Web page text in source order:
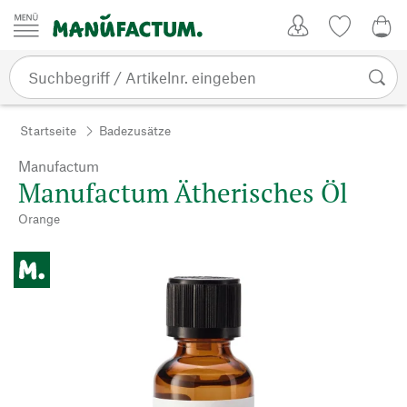
Zum Inhalt springen
Startseite Badezusätze
Manufactum
Manufactum Ätherisches Öl
Orange